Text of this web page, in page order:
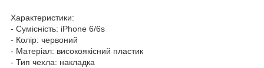
Характеристики:
- Сумісність: iPhone 6/6s
- Колір: червоний
- Матеріал: високоякісний пластик
- Тип чехла: накладка